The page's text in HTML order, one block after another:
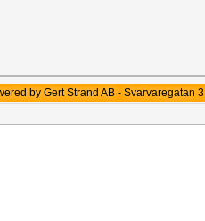
by Gert Strand AB -